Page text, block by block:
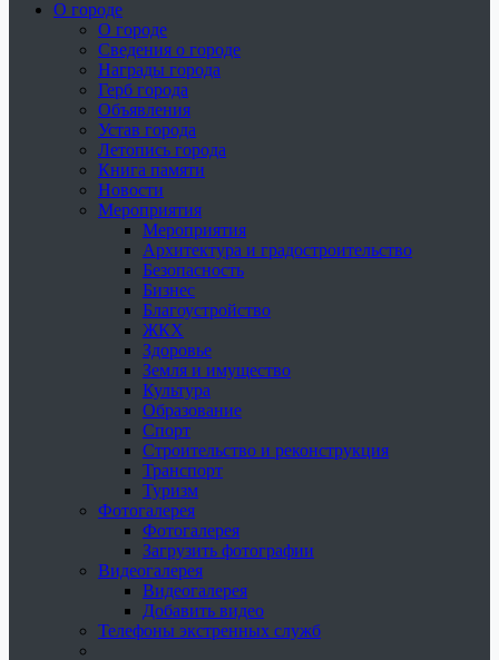
О городе
О городе
Сведения о городе
Награды города
Герб города
Объявления
Устав города
Летопись города
Книга памяти
Новости
Мероприятия
Мероприятия
Архитектура и градостроительство
Безопасность
Бизнес
Благоустройство
ЖКХ
Здоровье
Земля и имущество
Культура
Образование
Спорт
Строительство и реконструкция
Транспорт
Туризм
Фотогалерея
Фотогалерея
Загрузить фотографии
Видеогалерея
Видеогалерея
Добавить видео
Телефоны экстренных служб